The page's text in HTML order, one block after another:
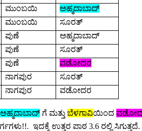
ಮುಂಬಯಿ ಅಹ್ಮದಾಬಾದ್
ಮುಂಬಯಿ ಸೂರತ್
ಪುಣೆ ಅಹ್ಮದಾಬಾದ್
ಪುಣೆ ಸೂರತ್
ಪುಣೆ ವಡೋದರ
ನಾಗಪುರ ಸೂರತ್
ನಾಗಪುರ ವಡೋದರ
ಅಹ್ಮದಾಬಾದ್ ಗೆ ಮತ್ತು ಬೆಳಗಾವಿಯಿಂದ
ಇದಕ್ಕೆ ಉತ್ತರ ಪಾಠ 3.6 ರಲ್ಲಿ ಸಿಗುತ್ತದೆ.